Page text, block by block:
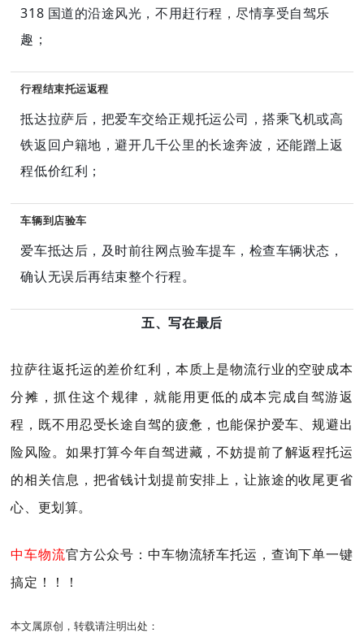
318 国道的沿途风光，不用赶行程，尽情享受自驾乐
趣；
行程结束托运返程
抵达拉萨后，把爱车交给正规托运公司，搭乘飞机或高
铁返回户籍地，避开几千公里的长途奔波，还能蹭上返
程低价红利；
车辆到店验车
爱车抵达后，及时前往网点验车提车，检查车辆状态，
确认无误后再结束整个行程。
五、写在最后
拉萨往返托运的差价红利，本质上是物流行业的空驶成本
分摊，抓住这个规律，就能用更低的成本完成自驾游返
程，既不用忍受长途自驾的疲惫，也能保护爱车、规避出
险风险。如果打算今年自驾进藏，不妨提前了解返程托运
的相关信息，把省钱计划提前安排上，让旅途的收尾更省
心、更划算。
中车物流官方公众号：中车物流轿车托运，查询下单一键
搞定！！！
本文属原创，转载请注明出处：